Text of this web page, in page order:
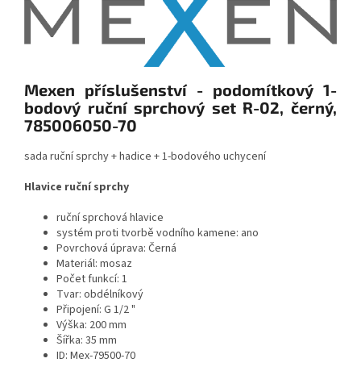
Mexen příslušenství - podomítkový 1-
bodový ruční sprchový set R-02, černý,
785006050-70
sada ruční sprchy + hadice + 1-bodového uchycení
Hlavice ruční sprchy
ruční sprchová hlavice
systém proti tvorbě vodního kamene: ano
Povrchová úprava: Černá
Materiál: mosaz
Počet funkcí: 1
Tvar: obdélníkový
Připojení: G 1/2 "
Výška: 200 mm
Šířka: 35 mm
ID: Mex-79500-70